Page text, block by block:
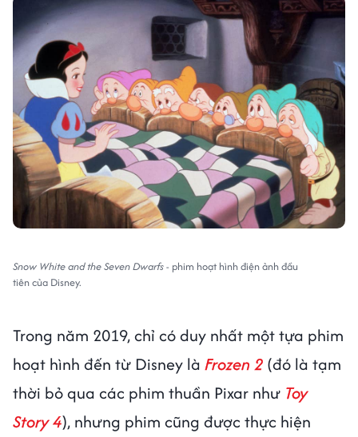
Snow White and the Seven Dwarfs- phim hoạt hình điện ảnh đầu
tiên của Disney.
Trong năm 2019, chỉ có duy nhất một tựa phim
hoạt hình đến từ Disney là Frozen 2 (đó là tạm
thời bỏ qua các phim thuần Pixar như Toy
Story 4), nhưng phim cũng được thực hiện